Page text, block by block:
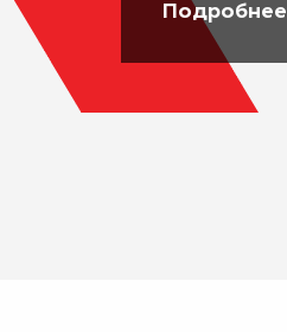
Подробнее